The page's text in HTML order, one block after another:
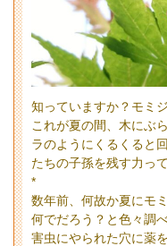
知っていますか？モミ
これが夏の間、木にぶ
ラのようにくるくる
たちの子孫を残す力っ
*
数年前、何故か夏にモ
何でだろう？と色々調
害虫にやられた穴に薬